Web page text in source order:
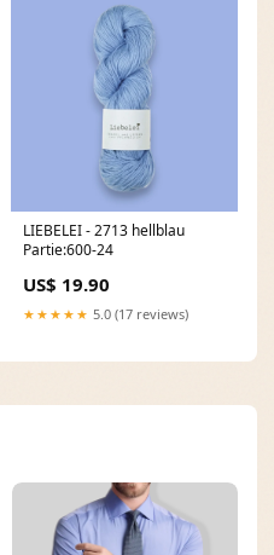
LIEBELEI - 2713 hellblau
Partie:600-24
US$ 19.90
★★★★★ 5.0 (17 reviews)